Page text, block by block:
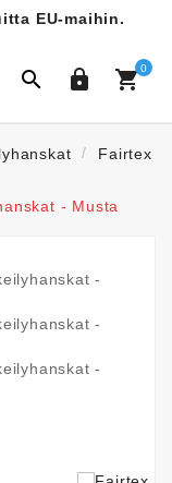
EU-maihin.
  0
Fairtex
- Musta